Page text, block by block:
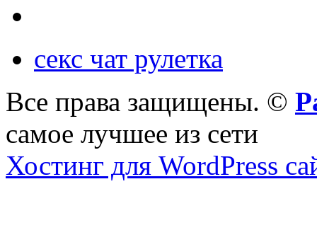
секс чат рулетка
Все права защищены. ©
самое лучшее из сети
Хостинг для WordPress